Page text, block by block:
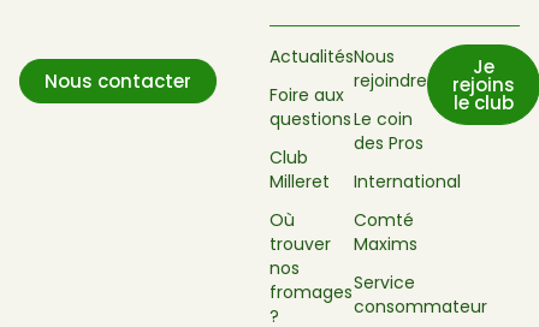
Nous contacter
Actualités
Foire aux
questions
Club
Milleret
Où
trouver
nos
fromages
?
Nous
rejoindre
Le coin
des Pros
International
Comté
Maxims
Service
consommateur
Je
rejoins
le club